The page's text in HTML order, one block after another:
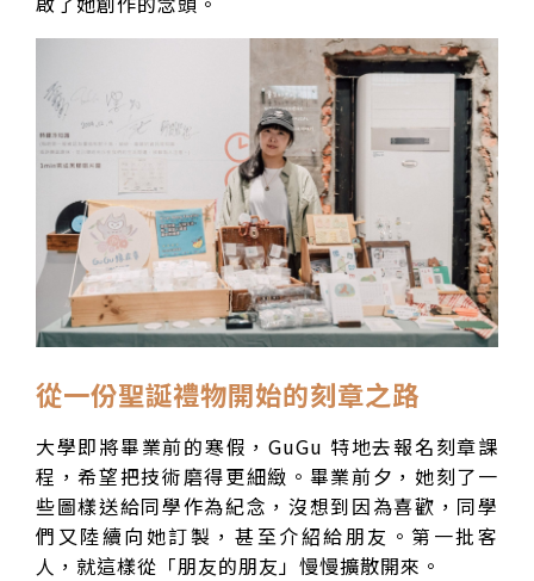
從一份聖誕禮物開始的刻章之路
大學即將畢業前的寒假，GuGu 特地去報名刻章課
程，希望把技術磨得更細緻。畢業前夕，她刻了一
些圖樣送給同學作為紀念，沒想到因為喜歡，同學
們又陸續向她訂製，甚至介紹給朋友。第一批客
人，就這樣從「朋友的朋友」慢慢擴散開來。